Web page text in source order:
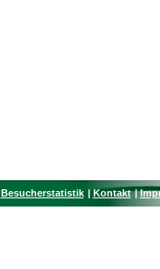
Besucherstatistik Kontakt